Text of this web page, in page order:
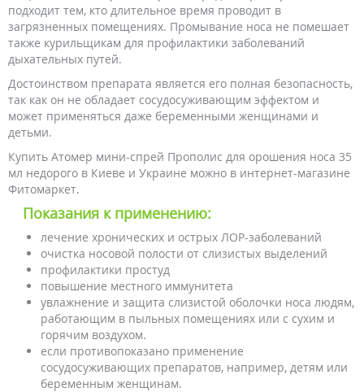
подходит тем, кто длительное время проводит в
загрязненных помещениях. Промывание носа не помешает
также курильщикам для профилактики заболеваний
дыхательных путей.
Достоинством препарата является его полная безопасность,
так как он не обладает сосудосуживающим эффектом и
может применяться даже беременными женщинами и
детьми.
Купить Атомер мини-спрей Прополис для орошения носа 35
мл недорого в Киеве и Украине можно в интернет-магазине
Фитомаркет.
Показания к применению:
лечение хронических и острых ЛОР-заболеваний
очистка носовой полости от слизистых выделений
профилактики простуд
повышение местного иммунитета
увлажнение и защита слизистой оболочки носа людям,
работающим в пыльных помещениях или с сухим и
горячим воздухом.
если противопоказано применение
сосудосуживающих препаратов, например, детям или
беременным женщинам.